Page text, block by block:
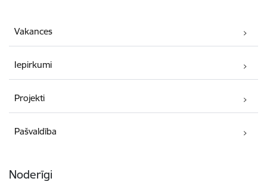
Vakances
Iepirkumi
Projekti
Pašvaldība
Noderīgi